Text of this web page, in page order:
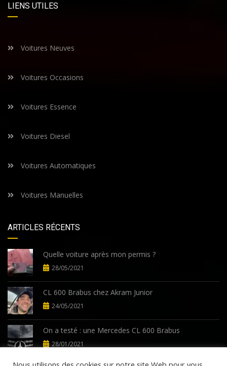
LIENS UTILES
Voitures Neuves
Voitures Occasions
Voitures Essence
Voitures Diesel
Voitures Automatiques
Voitures Manuelles
ARTICLES RÉCENTS
Quelle voiture après mon permis ?
28/05/2021
CL 600 Brabus chez Akram Junior
24/05/2021
On a testé : une Mercedes CL 600 Brabus
28/01/2021